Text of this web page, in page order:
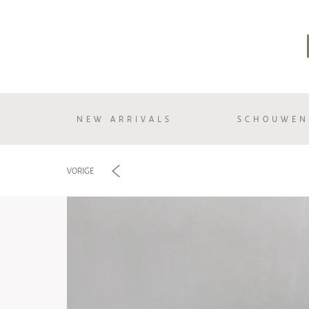
NEW ARRIVALS SCHOUWEN
VORIGE e